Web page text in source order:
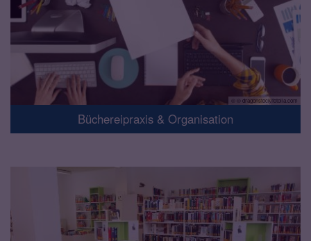
© © dragonstock/fotolia.com
Büchereipraxis & Organisation